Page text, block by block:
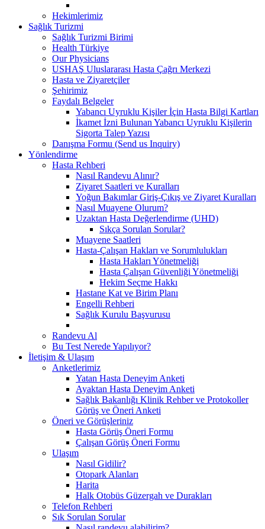
Hekimlerimiz
Sağlık Turizmi
Sağlık Turizmi Birimi
Health Türkiye
Our Physicians
USHAŞ Uluslararası Hasta Çağrı Merkezi
Hasta ve Ziyaretçiler
Şehirimiz
Faydalı Belgeler
Yabancı Uyruklu Kişiler İçin Hasta Bilgi Kartları
İkamet İzni Bulunan Yabancı Uyruklu Kişilerin
Sigorta Talep Yazısı
Danışma Formu (Send us Inquiry)
Yönlendirme
Hasta Rehberi
Nasıl Randevu Alınır?
Ziyaret Saatleri ve Kuralları
Yoğun Bakımlar Giriş-Çıkış ve Ziyaret Kuralları
Nasıl Muayene Olurum?
Uzaktan Hasta Değerlendirme (UHD)
Sıkça Sorulan Sorular?
Muayene Saatleri
Hasta-Çalışan Hakları ve Sorumlulukları
Hasta Hakları Yönetmeliği
Hasta Çalışan Güvenliği Yönetmeliği
Hekim Seçme Hakkı
Hastane Kat ve Birim Planı
Engelli Rehberi
Sağlık Kurulu Başvurusu
Randevu Al
Bu Test Nerede Yapılıyor?
İletişim & Ulaşım
Anketlerimiz
Yatan Hasta Deneyim Anketi
Ayaktan Hasta Deneyim Anketi
Sağlık Bakanlığı Klinik Rehber ve Protokoller
Görüş ve Öneri Anketi
Öneri ve Görüşleriniz
Hasta Görüş Öneri Formu
Çalışan Görüş Öneri Formu
Ulaşım
Nasıl Gidilir?
Otopark Alanları
Harita
Halk Otobüs Güzergah ve Durakları
Telefon Rehberi
Sık Sorulan Sorular